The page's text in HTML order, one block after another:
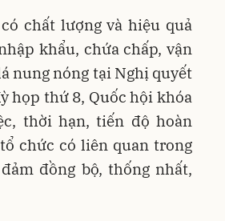
chất lượng và hiệu quả
khẩu, chứa chấp, vận
nung nóng tại Nghị quyết
họp thứ 8, Quốc hội khóa
thời hạn, tiến độ hoàn
chức có liên quan trong
đồng bộ, thống nhất,